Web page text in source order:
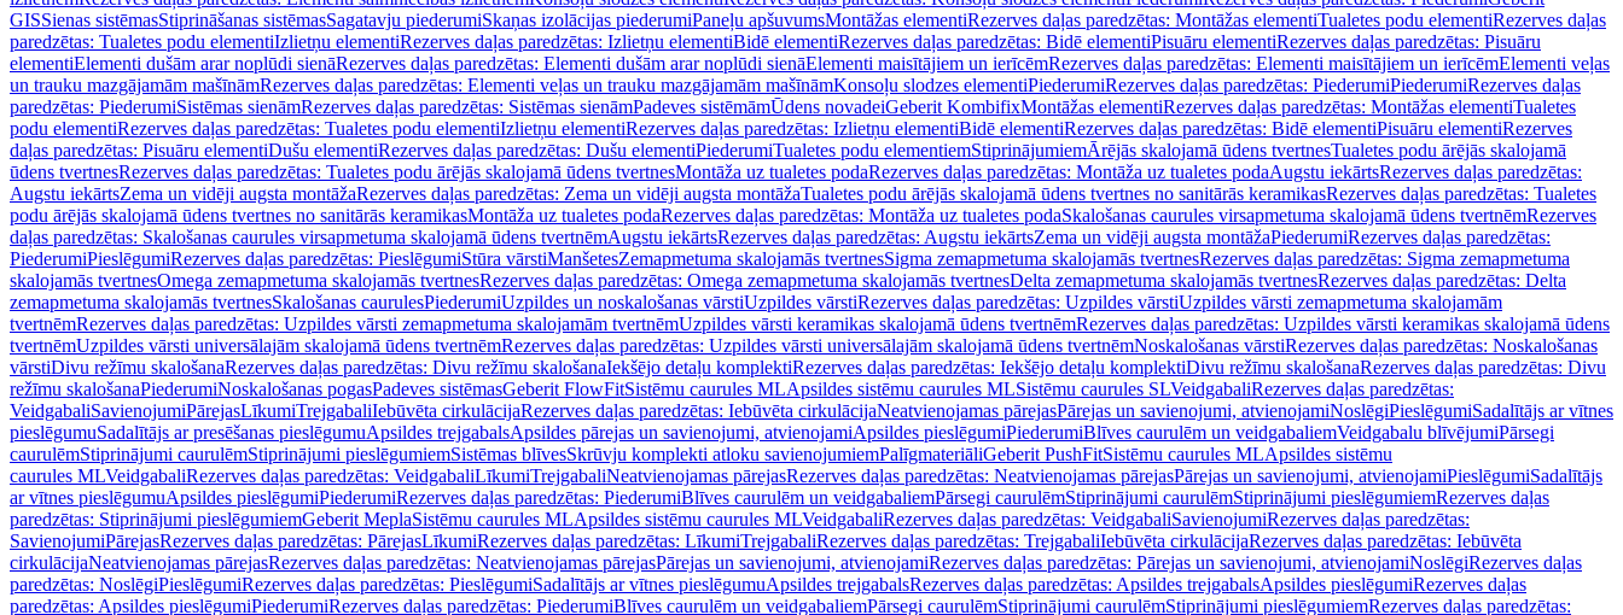
GISSienas sistēmasStiprināšanas sistēmasSagatavju piederumiSkaņas izolācijas piederumiPaneļu apšuvumsMontāžas elementiRezerves daļas paredzētas: Montāžas elementiTualetes podu elementiRezerves daļas
paredzētas: Tualetes podu elementiIzlietņu elementiRezerves daļas paredzētas: Izlietņu elementiBidē elementiRezerves daļas paredzētas: Bidē elementiPisuāru elementiRezerves daļas paredzētas: Pisuāru
elementiElementi dušām arar noplūdi sienāRezerves daļas paredzētas: Elementi dušām arar noplūdi sienāElementi maisītājiem un ierīcēmRezerves daļas paredzētas: Elementi maisītājiem un ierīcēmElementi veļas
un trauku mazgājamām mašīnāmRezerves daļas paredzētas: Elementi veļas un trauku mazgājamām mašīnāmKonsoļu slodzes elementiPiederumiRezerves daļas paredzētas: PiederumiPiederumiRezerves daļas
paredzētas: PiederumiSistēmas sienāmRezerves daļas paredzētas: Sistēmas sienāmPadeves sistēmāmŪdens novadeiGeberit KombifixMontāžas elementiRezerves daļas paredzētas: Montāžas elementiTualetes
podu elementiRezerves daļas paredzētas: Tualetes podu elementiIzlietņu elementiRezerves daļas paredzētas: Izlietņu elementiBidē elementiRezerves daļas paredzētas: Bidē elementiPisuāru elementiRezerves
daļas paredzētas: Pisuāru elementiDušu elementiRezerves daļas paredzētas: Dušu elementiPiederumiTualetes podu elementiemStiprinājumiemĀrējās skalojamā ūdens tvertnesTualetes podu ārējās skalojamā
ūdens tvertnesRezerves daļas paredzētas: Tualetes podu ārējās skalojamā ūdens tvertnesMontāža uz tualetes podaRezerves daļas paredzētas: Montāža uz tualetes podaAugstu iekārtsRezerves daļas paredzētas:
Augstu iekārtsZema un vidēji augsta montāžaRezerves daļas paredzētas: Zema un vidēji augsta montāžaTualetes podu ārējās skalojamā ūdens tvertnes no sanitārās keramikasRezerves daļas paredzētas: Tualetes
podu ārējās skalojamā ūdens tvertnes no sanitārās keramikasMontāža uz tualetes podaRezerves daļas paredzētas: Montāža uz tualetes podaSkalošanas caurules virsapmetuma skalojamā ūdens tvertnēmRezerves
daļas paredzētas: Skalošanas caurules virsapmetuma skalojamā ūdens tvertnēmAugstu iekārtsRezerves daļas paredzētas: Augstu iekārtsZema un vidēji augsta montāžaPiederumiRezerves daļas paredzētas:
PiederumiPieslēgumiRezerves daļas paredzētas: PieslēgumiStūra vārstiManšetesZemapmetuma skalojamās tvertnesSigma zemapmetuma skalojamās tvertnesRezerves daļas paredzētas: Sigma zemapmetuma
skalojamās tvertnesOmega zemapmetuma skalojamās tvertnesRezerves daļas paredzētas: Omega zemapmetuma skalojamās tvertnesDelta zemapmetuma skalojamās tvertnesRezerves daļas paredzētas: Delta
zemapmetuma skalojamās tvertnesSkalošanas caurulesPiederumiUzpildes un noskalošanas vārstiUzpildes vārstiRezerves daļas paredzētas: Uzpildes vārstiUzpildes vārsti zemapmetuma skalojamām
tvertnēmRezerves daļas paredzētas: Uzpildes vārsti zemapmetuma skalojamām tvertnēmUzpildes vārsti keramikas skalojamā ūdens tvertnēmRezerves daļas paredzētas: Uzpildes vārsti keramikas skalojamā ūdens
tvertnēmUzpildes vārsti universālajām skalojamā ūdens tvertnēmRezerves daļas paredzētas: Uzpildes vārsti universālajām skalojamā ūdens tvertnēmNoskalošanas vārstiRezerves daļas paredzētas: Noskalošanas
vārstiDivu režīmu skalošanaRezerves daļas paredzētas: Divu režīmu skalošanaIekšējo detaļu komplektiRezerves daļas paredzētas: Iekšējo detaļu komplektiDivu režīmu skalošanaRezerves daļas paredzētas: Divu
režīmu skalošanaPiederumiNoskalošanas pogasPadeves sistēmasGeberit FlowFitSistēmu caurules MLApsildes sistēmu caurules MLSistēmu caurules SLVeidgabaliRezerves daļas paredzētas:
VeidgabaliSavienojumiPārejasLīkumiTrejgabaliIebūvēta cirkulācijaRezerves daļas paredzētas: Iebūvēta cirkulācijaNeatvienojamas pārejasPārejas un savienojumi, atvienojamiNoslēgiPieslēgumiSadalītājs ar vītnes
pieslēgumuSadalītājs ar presēšanas pieslēgumuApsildes trejgabalsApsildes pārejas un savienojumi, atvienojamiApsildes pieslēgumiPiederumiBlīves caurulēm un veidgabaliemVeidgabalu blīvējumiPārsegi
caurulēmStiprinājumi caurulēmStiprinājumi pieslēgumiemSistēmas blīvesSkrūvju komplekti atloku savienojumiemPalīgmateriāliGeberit PushFitSistēmu caurules MLApsildes sistēmu
caurules MLVeidgabaliRezerves daļas paredzētas: VeidgabaliLīkumiTrejgabaliNeatvienojamas pārejasRezerves daļas paredzētas: Neatvienojamas pārejasPārejas un savienojumi, atvienojamiPieslēgumiSadalītājs
ar vītnes pieslēgumuApsildes pieslēgumiPiederumiRezerves daļas paredzētas: PiederumiBlīves caurulēm un veidgabaliemPārsegi caurulēmStiprinājumi caurulēmStiprinājumi pieslēgumiemRezerves daļas
paredzētas: Stiprinājumi pieslēgumiemGeberit MeplaSistēmu caurules MLApsildes sistēmu caurules MLVeidgabaliRezerves daļas paredzētas: VeidgabaliSavienojumiRezerves daļas paredzētas:
SavienojumiPārejasRezerves daļas paredzētas: PārejasLīkumiRezerves daļas paredzētas: LīkumiTrejgabaliRezerves daļas paredzētas: TrejgabaliIebūvēta cirkulācijaRezerves daļas paredzētas: Iebūvēta
cirkulācijaNeatvienojamas pārejasRezerves daļas paredzētas: Neatvienojamas pārejasPārejas un savienojumi, atvienojamiRezerves daļas paredzētas: Pārejas un savienojumi, atvienojamiNoslēgiRezerves daļas
paredzētas: NoslēgiPieslēgumiRezerves daļas paredzētas: PieslēgumiSadalītājs ar vītnes pieslēgumuApsildes trejgabalsRezerves daļas paredzētas: Apsildes trejgabalsApsildes pieslēgumiRezerves daļas
paredzētas: Apsildes pieslēgumiPiederumiRezerves daļas paredzētas: PiederumiBlīves caurulēm un veidgabaliemPārsegi caurulēmStiprinājumi caurulēmStiprinājumi pieslēgumiemRezerves daļas paredzētas: